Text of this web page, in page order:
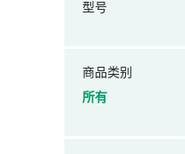
型号
商品类别
所有